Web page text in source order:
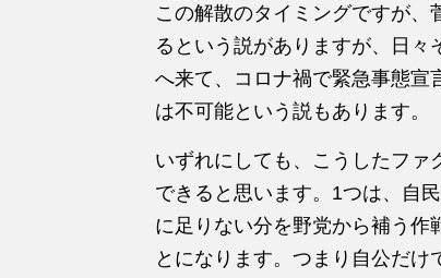
この解散のタイミングですが
るという説がありますが、日々
へ来て、コロナ禍で緊急事態宣
は不可能という説もあります。
いずれにしても、こうしたファ
できると思います。1つは、自
に足りない分を野党から補う作
とになります。つまり自公だ